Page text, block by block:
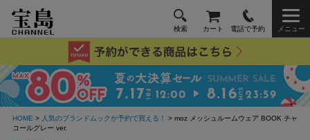
検索 カート 電話で予約 メニュー
HOME > 人気のブランドムックが予約で買える！
> moz メッシュルームウェア BOOK チャ
コールグレー ver.